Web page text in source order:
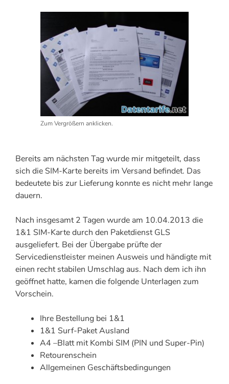
Zum Vergrößern anklicken.
Bereits am nächsten Tag wurde mir mitgeteilt, dass
sich die SIM-Karte bereits im Versand befindet. Das
bedeutete bis zur Lieferung konnte es nicht mehr lange
dauern.
Nach insgesamt 2 Tagen wurde am 10.04.2013 die
1&1 SIM-Karte durch den Paketdienst GLS
ausgeliefert. Bei der Übergabe prüfte der
Servicedienstleister meinen Ausweis und händigte mit
einen recht stabilen Umschlag aus. Nach dem ich ihn
geöffnet hatte, kamen die folgende Unterlagen zum
Vorschein.
Ihre Bestellung bei 1&1
1&1 Surf-Paket Ausland
A4 –Blatt mit Kombi SIM (PIN und Super-Pin)
Retourenschein
Allgemeinen Geschäftsbedingungen